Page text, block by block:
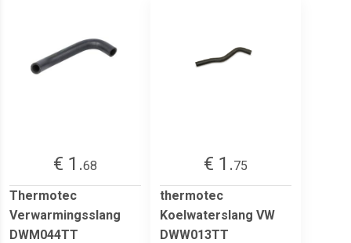
€ 1.68
Thermotec
Verwarmingsslang
DWM044TT
€ 1.75
thermotec
Koelwaterslang VW
DWW013TT